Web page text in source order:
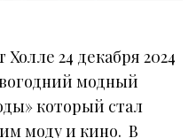
24 декабря 2024
модный
который стал
моду и кино. В